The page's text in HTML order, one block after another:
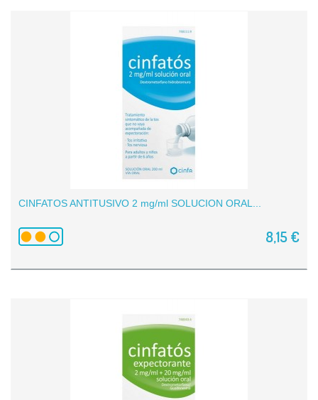
CINFATOS ANTITUSIVO 2 mg/ml SOLUCION ORAL...
8,15 €